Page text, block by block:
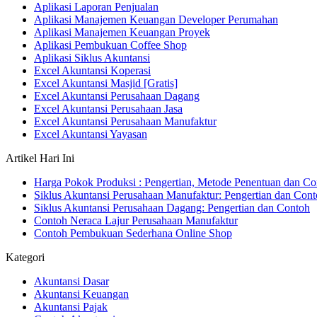
Aplikasi Laporan Penjualan
Aplikasi Manajemen Keuangan Developer Perumahan
Aplikasi Manajemen Keuangan Proyek
Aplikasi Pembukuan Coffee Shop
Aplikasi Siklus Akuntansi
Excel Akuntansi Koperasi
Excel Akuntansi Masjid [Gratis]
Excel Akuntansi Perusahaan Dagang
Excel Akuntansi Perusahaan Jasa
Excel Akuntansi Perusahaan Manufaktur
Excel Akuntansi Yayasan
Artikel Hari Ini
Harga Pokok Produksi : Pengertian, Metode Penentuan dan
Siklus Akuntansi Perusahaan Manufaktur: Pengertian dan
Siklus Akuntansi Perusahaan Dagang: Pengertian dan Contoh
Contoh Neraca Lajur Perusahaan Manufaktur
Contoh Pembukuan Sederhana Online Shop
Kategori
Akuntansi Dasar
Akuntansi Keuangan
Akuntansi Pajak